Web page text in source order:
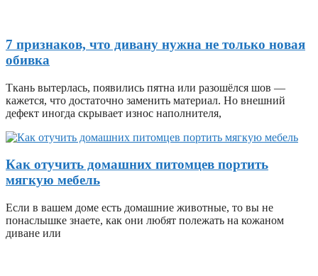
7 признаков, что дивану нужна не только новая
обивка
Ткань вытерлась, появились пятна или разошёлся шов —
кажется, что достаточно заменить материал. Но внешний
дефект иногда скрывает износ наполнителя,
Как отучить домашних питомцев портить
мягкую мебель
Если в вашем доме есть домашние животные, то вы не
понаслышке знаете, как они любят полежать на кожаном
диване или